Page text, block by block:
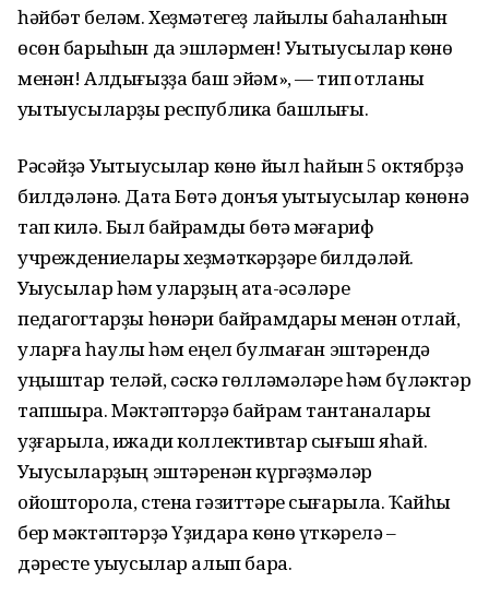
һәйбәт беләм. Хеҙмәтегеҙ лайыҡлы баһаланһын
өсөн барыһын да эшләрмен! Уҡытыусылар көнө
менән! Алдығыҙҙа баш эйәм», — тип ҡотланы
уҡытыусыларҙы республика башлығы.
Рәсәйҙә Уҡытыусылар көнө йыл һайын 5 октябрҙә
билдәләнә. Дата Бөтә донъя уҡытыусылар көнөнә
тап килә. Был байрамды бөтә мәғариф
учреждениелары хеҙмәткәрҙәре билдәләй.
Уҡыусылар һәм уларҙың ата-әсәләре
педагогтарҙы һөнәри байрамдары менән ҡотлай,
уларға һаулыҡ һәм еңел булмаған эштәрендә
уңыштар теләй, сәскә гөлләмәләре һәм бүләктәр
тапшыра. Мәктәптәрҙә байрам тантаналары
уҙғарыла, ижади коллективтар сығыш яһай.
Уҡыусыларҙың эштәренән күргәҙмәләр
ойошторола, стена гәзиттәре сығарыла. Ҡайһы
бер мәктәптәрҙә Үҙидара көнө үткәрелә –
дәресте уҡыусылар алып бара.